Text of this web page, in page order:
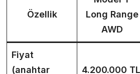
Özellik
Long Range
AWD
Fiyat
(anahtar
4.200.000 TL